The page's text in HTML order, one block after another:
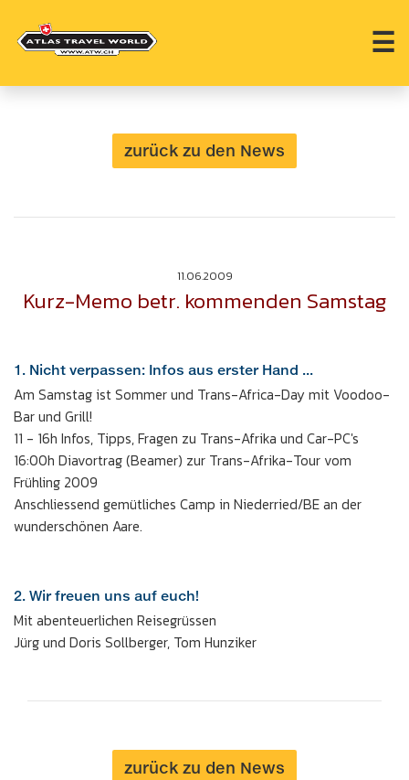
☰
zurück zu den News
11.06.2009
Kurz-Memo betr. kommenden Samstag
1. Nicht verpassen: Infos aus erster Hand ...
Am Samstag ist Sommer und Trans-Africa-Day mit Voodoo-
Bar und Grill!
11 - 16h Infos, Tipps, Fragen zu Trans-Afrika und Car-PC's
16:00h Diavortrag (Beamer) zur Trans-Afrika-Tour vom
Frühling 2009
Anschliessend gemütliches Camp in Niederried/BE an der
wunderschönen Aare.
2. Wir freuen uns auf euch!
Mit abenteuerlichen Reisegrüssen
Jürg und Doris Sollberger, Tom Hunziker
zurück zu den News